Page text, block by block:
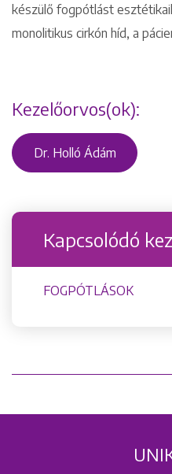
1148
készülő fogpótlást
monolitikus cirkón híd, a
Kezelőorvos(ok):
Dr. Holló Ádám
Kapcsolódó
FOGPÓTLÁSOK